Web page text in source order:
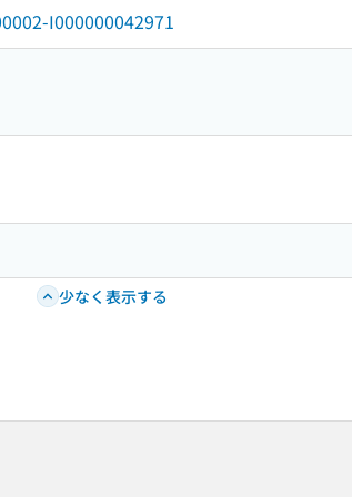
I000000042971
少なく表示する